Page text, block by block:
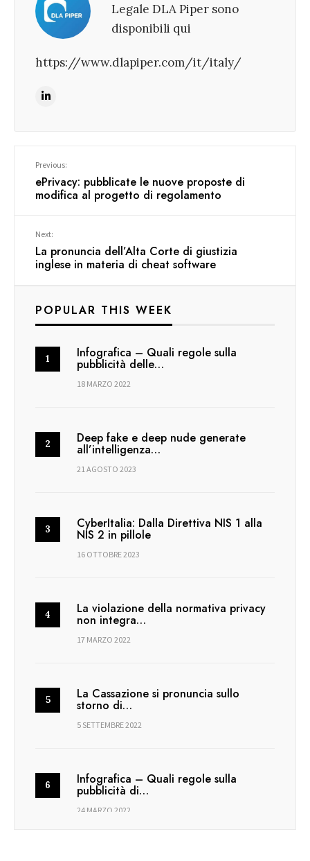
Legale DLA Piper sono
disponibili qui
https://www.dlapiper.com/it/italy/
Previous:
ePrivacy: pubblicate le nuove proposte di
modifica al progetto di regolamento
Next:
La pronuncia dell’Alta Corte di giustizia
inglese in materia di cheat software
POPULAR THIS WEEK
Infografica – Quali regole sulla
pubblicità delle…
18 MARZO 2022
Deep fake e deep nude generate
all’intelligenza…
21 AGOSTO 2023
CyberItalia: Dalla Direttiva NIS 1 alla
NIS 2 in pillole
16 OTTOBRE 2023
La violazione della normativa privacy
non integra…
17 MARZO 2022
La Cassazione si pronuncia sullo
storno di…
5 SETTEMBRE 2022
Infografica – Quali regole sulla
pubblicità di…
24 MARZO 2022